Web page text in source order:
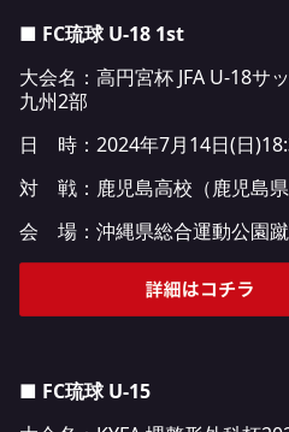
■ FC琉球 U-18 1st
大会名：高円宮杯 JFA U-18サ
九州2部
日 時：2024年7月14日(日
対 戦：鹿児島高校（鹿児島県
会 場：沖縄県総合運動公園
■ FC琉球 U-15